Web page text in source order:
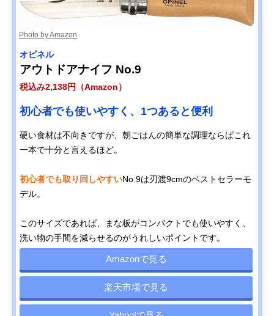
Photo by Amazon
オピネル
アウトドアナイフ No.9
税込み2,138円（Amazon）
初心者でも使いやすく、1つあると便利
硬い食材は不向きですが、朝ごはんの簡単な調理ならばこれ
一本で十分と言えるほど。
初心者でも取り回しやすいNo.9は刃渡9cmのベストセラーモ
デル。
このサイズであれば、まな板がコンパクトでも使いやすく、
洗い物の手間を減らせるのがうれしいポイントです。
Amazonで見る
楽天市場で見る